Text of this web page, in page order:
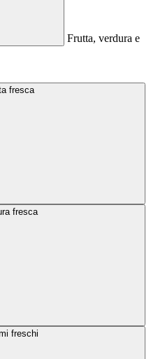
Frutta, verdura e
fresca
fresca
freschi